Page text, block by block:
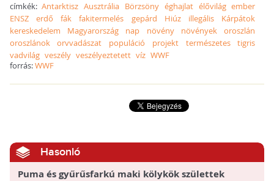
címkék:Antarktisz Ausztrália Börzsöny éghajlat élővilág ember
ENSZ
erdő fák fakitermelés gepárd Hiúz illegális
Kárpátok
kereskedelem
Magyarország nap növény növények
oroszlán
oroszlánok
orvvadászat populáció projekt természetes
tigris
vadvilág veszély veszélyeztetett víz WWF
forrás:WWF
Hasonló
Puma és gyűrűsfarkú maki kölykök születtek